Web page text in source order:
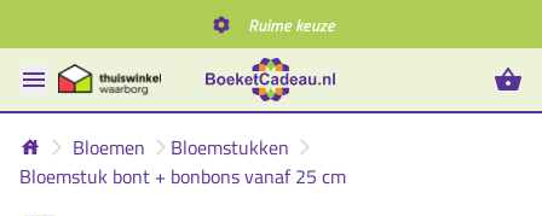
Ruime keuze
Bloemen
Bloemstukken
Bloemstuk bont + bonbons vanaf 25 cm